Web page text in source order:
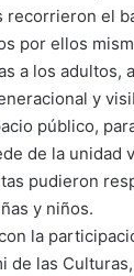
recorrieron el
por ellos
a los adultos,
y
público,
de la unidad
pudieron
y niños.
la
de las